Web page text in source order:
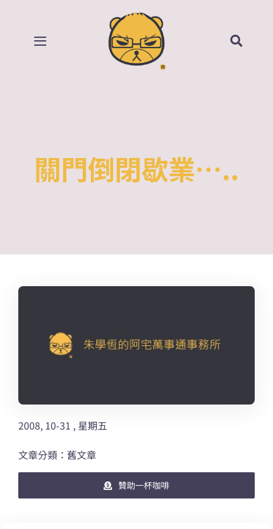
contentToggle
關門倒閉歇業…..
2008, 10-31 , 星期五
文章分類：舊文章
贊助一杯咖啡